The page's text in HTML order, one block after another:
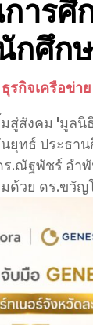
ารศึ
กศึก
รกิจเครือข่าย
พันธ์ยุทธ์' นำ
ยุทธ์ ประธา
.ณัฐพัชร์ อำ
ด้วย ดร.ขวั